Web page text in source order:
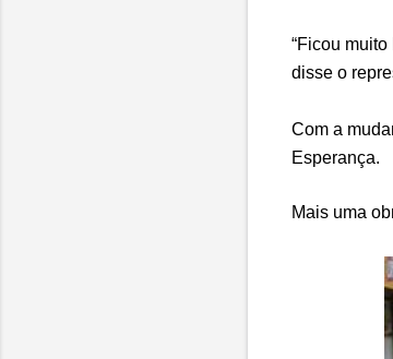
“Ficou
disse o
Com a
Esperança.
Mais uma